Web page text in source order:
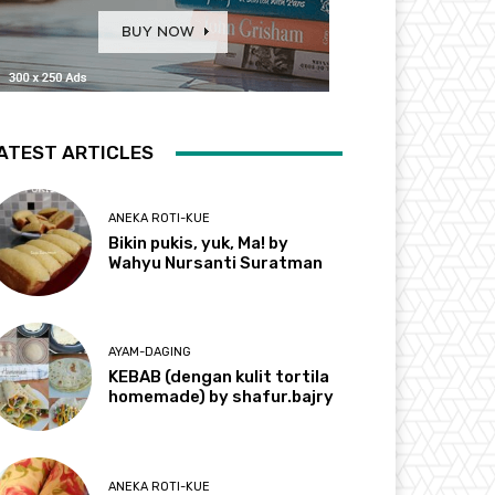
ARTICLES
ANEKA ROTI-KUE
Bikin pukis, yuk, Ma! by
Wahyu Nursanti Suratman
AYAM-DAGING
KEBAB (dengan kulit tortila
homemade) by shafur.bajry
ANEKA ROTI-KUE